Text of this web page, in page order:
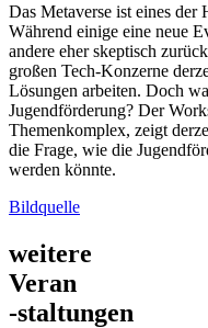
Das Metaverse ist eines der
Während einige eine neue
andere eher skeptisch
großen Tech-Konzerne
Lösungen arbeiten. Doch
Jugendförderung? Der
Themenkomplex, zeigt
die Frage, wie die
werden könnte.
Bildquelle
weitere
Veran
-staltungen